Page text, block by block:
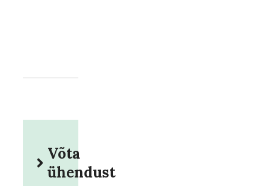
Võta
ühendust